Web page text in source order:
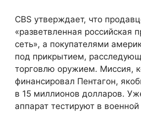
CBS утверждает, что
«разветвленная российская
сеть», а покупателями
под прикрытием,
торговлю оружием. Миссия,
финансировал Пентагон,
в 15 миллионов долларов.
аппарат тестируют в